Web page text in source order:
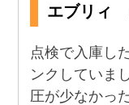
エブリィ
点検で入庫し
ンクしていま
圧が少なかっ